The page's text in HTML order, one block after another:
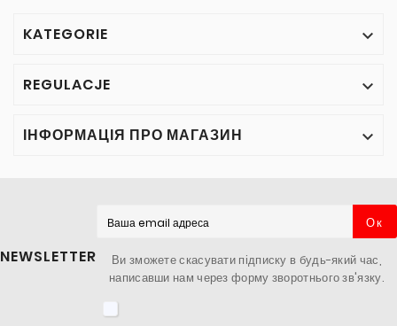
KATEGORIE 
REGULACJE 
ІНФОРМАЦІЯ ПРО МАГАЗИН 
NEWSLETTER
Ок
Ви зможете скасувати підписку в будь-який час,
написавши нам через форму зворотнього зв'язку.